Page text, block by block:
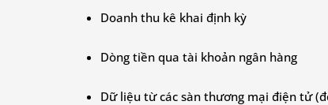
Doanh thu kê khai định kỳ
Dòng tiền qua tài khoản ngân hàng
Dữ liệu từ các sàn thương mại điện tử